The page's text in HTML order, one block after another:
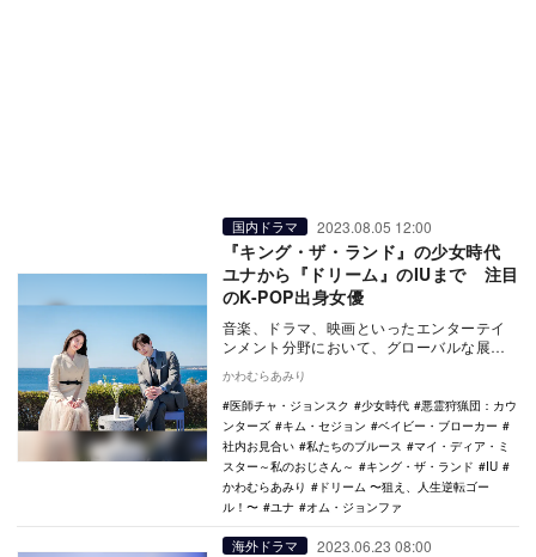
国内ドラマ 2023.08.05 12:00
『キング・ザ・ランド』の少女時代
ユナから『ドリーム』のIUまで 注目
のK-POP出身女優
音楽、ドラマ、映画といったエンターテイ
ンメント分野において、グローバルな展開
ツ”。なかでも…
かわむらあみり
医師チャ・ジョンスク
少女時代
悪霊狩猟団：カウ
ンターズ
キム・セジョン
ベイビー・ブローカー
社内お見合い
私たちのブルース
マイ・ディア・ミ
スター～私のおじさん～
キング・ザ・ランド
IU
かわむらあみり
ドリーム 〜狙え、人生逆転ゴー
ル！〜
ユナ オム・ジョンファ
海外ドラマ 2023.06.23 08:00